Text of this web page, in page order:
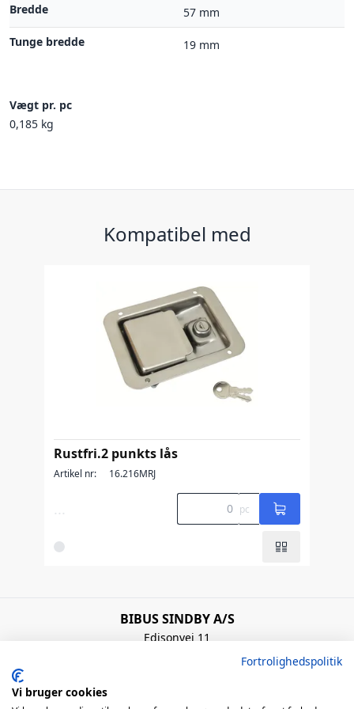
Bredde
57 mm
Tunge bredde
19 mm
Vægt pr. pc
0,185 kg
Kompatibel med
Rustfri.2 punkts lås
Artikel nr: 16.216MRJ
... pc
BIBUS SINDBY A/S
Edisonvej 11
Fortrolighedspolitik
Vi bruger cookies